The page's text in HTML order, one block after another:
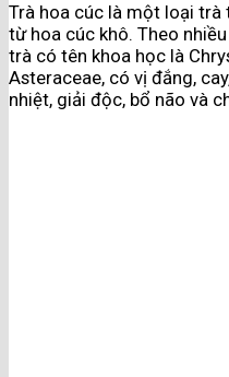
Trà hoa cúc là một loại trà
từ hoa cúc khô. Theo
trà có tên khoa học là
Asteraceae, có vị đắng,
nhiệt, giải độc, bổ não và